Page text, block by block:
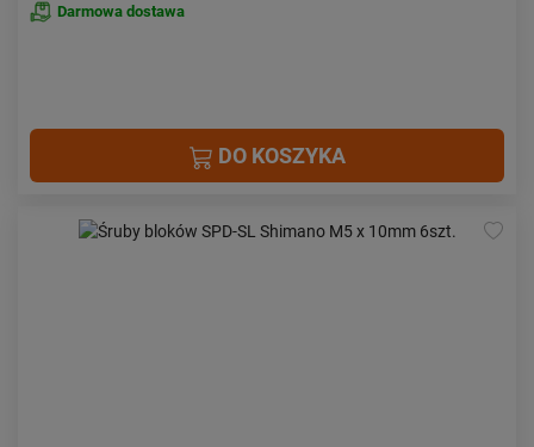
Darmowa dostawa
DO KOSZYKA